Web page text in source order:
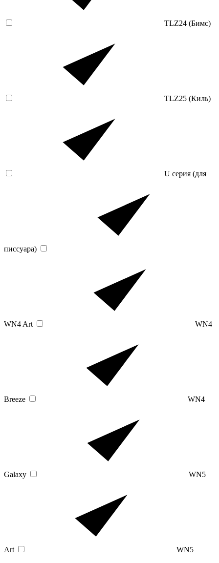
TLZ24 (Бимс)
TLZ25 (Киль)
U серия (для
писсуара)
WN4 Art WN4
Breeze WN4
Galaxy WN5
Art WN5